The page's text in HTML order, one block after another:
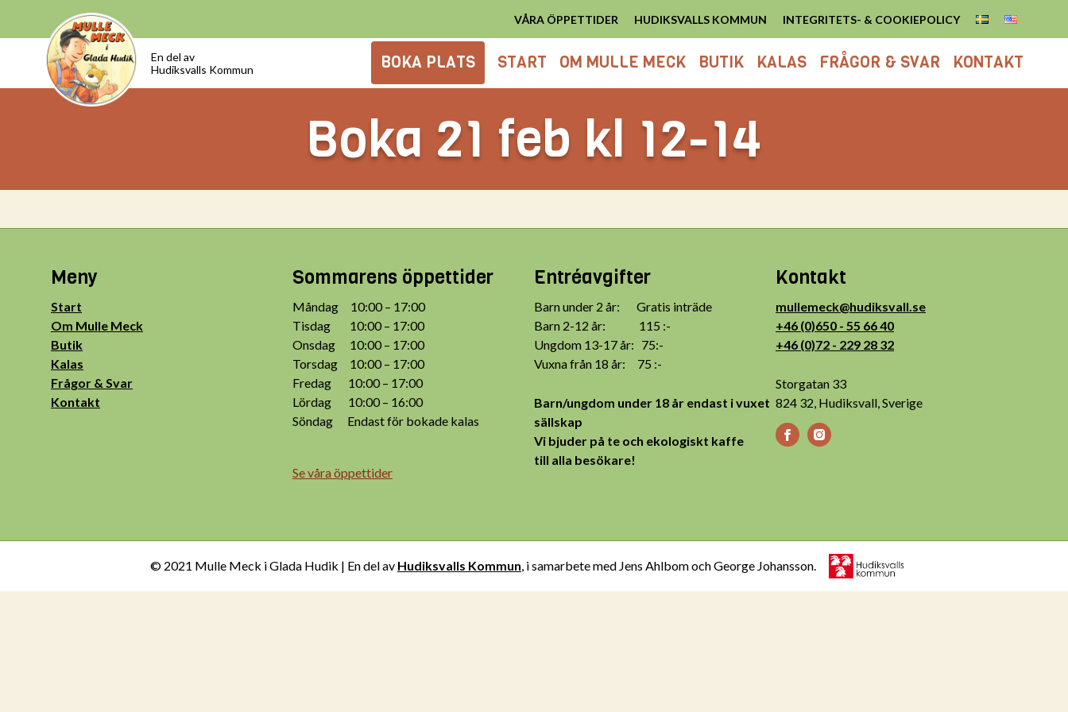
VÅRA ÖPPETTIDER HUDIKSVALLS KOMMUN INTEGRITETS- & COOKIEPOLICY
En del av
Hudiksvalls Kommun
BOKA PLATS START OM MULLE MECK BUTIK KALAS FRÅGOR & SVAR KONTAKT
Boka 21 feb kl 12-14
Meny
Start
Om Mulle Meck
Butik
Kalas
Frågor & Svar
Kontakt
Sommarens öppettider
Måndag 10:00 – 17:00
Tisdag 10:00 – 17:00
Onsdag 10:00 – 17:00
Torsdag 10:00 – 17:00
Fredag 10:00 – 17:00
Lördag 10:00 – 16:00
Söndag Endast för bokade kalas
Se våra öppettider
Entréavgifter
Barn under 2 år: Gratis inträde
Barn 2-12 år: 115 :-
Ungdom 13-17 år: 75:-
Vuxna från 18 år: 75 :-
Barn/ungdom under 18 år endast i vuxet
sällskap
Vi bjuder på te och ekologiskt kaffe
till alla besökare!
Kontakt
mullemeck@hudiksvall.se
+46 (0)650 - 55 66 40
+46 (0)72 - 229 28 32
Storgatan 33
824 32, Hudiksvall, Sverige
© 2021 Mulle Meck i Glada Hudik | En del av Hudiksvalls Kommun, i samarbete med Jens Ahlbom och George Johansson.